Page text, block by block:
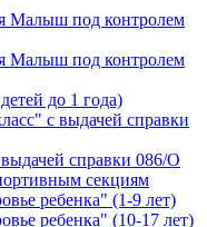
Малыш под контролем
Малыш под контролем
до 1 года)
с выдачей справки
справки 086/О
секциям
ребенка" (1-9 лет)
ребенка" (10-17 лет)